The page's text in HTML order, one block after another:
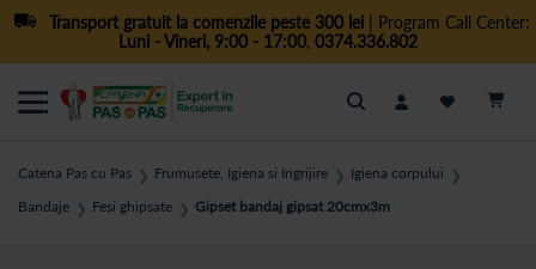
Transport gratuit la comenzile peste 300 lei| Program Call Center:
Luni - Vineri, 9:00 - 17:00, 0374.336.802
Cautare
Catena Pas cu Pas ❯ Frumusete, Igiena si Ingrijire ❯ Igiena corpului ❯
Bandaje ❯ Fesi ghipsate ❯ Gipset bandaj gipsat 20cmx3m